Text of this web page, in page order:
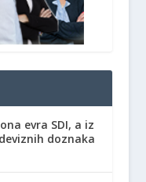
evra SDI, a iz
doznaka